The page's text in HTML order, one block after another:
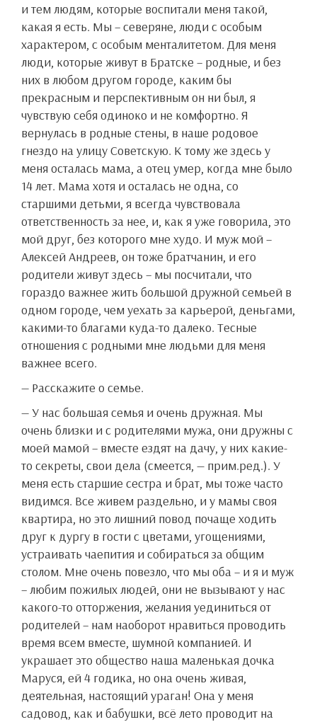
и тем людям, которые воспитали меня такой,
какая я есть. Мы – северяне, люди с особым
характером, с особым менталитетом. Для меня
люди, которые живут в Братске – родные, и без
них в любом другом городе, каким бы
прекрасным и перспективным он ни был, я
чувствую себя одиноко и не комфортно. Я
вернулась в родные стены, в наше родовое
гнездо на улицу Советскую. К тому же здесь у
меня осталась мама, а отец умер, когда мне было
14 лет. Мама хотя и осталась не одна, со
старшими детьми, я всегда чувствовала
ответственность за нее, и, как я уже говорила, это
мой друг, без которого мне худо. И муж мой –
Алексей Андреев, он тоже братчанин, и его
родители живут здесь – мы посчитали, что
гораздо важнее жить большой дружной семьей в
одном городе, чем уехать за карьерой, деньгами,
какими-то благами куда-то далеко. Тесные
отношения с родными мне людьми для меня
важнее всего.
— Расскажите о семье.
— У нас большая семья и очень дружная. Мы
очень близки и с родителями мужа, они дружны с
моей мамой – вместе ездят на дачу, у них какие-
то секреты, свои дела (смеется, — прим.ред.). У
меня есть старшие сестра и брат, мы тоже часто
видимся. Все живем раздельно, и у мамы своя
квартира, но это лишний повод почаще ходить
друг к дургу в гости с цветами, угощениями,
устраивать чаепития и собираться за общим
столом. Мне очень повезло, что мы оба – и я и муж
– любим пожилых людей, они не вызывают у нас
какого-то отторжения, желания уединиться от
родителей – нам наоборот нравиться проводить
время всем вместе, шумной компанией. И
украшает это общество наша маленькая дочка
Маруся, ей 4 годика, но она очень живая,
деятельная, настоящий ураган! Она у меня
садовод, как и бабушки, всё лето проводит на